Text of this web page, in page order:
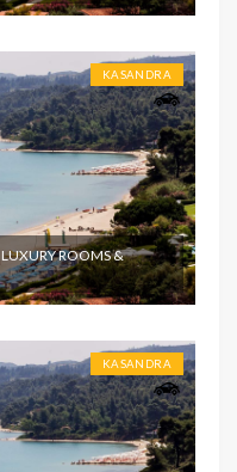
KASANDRA
ROOMS &
KASANDRA